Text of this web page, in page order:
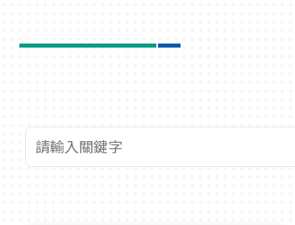
查詢關鍵字